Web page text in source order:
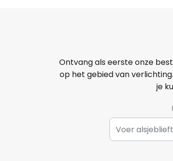
Ontvang als eerste onze
op het gebied van
je